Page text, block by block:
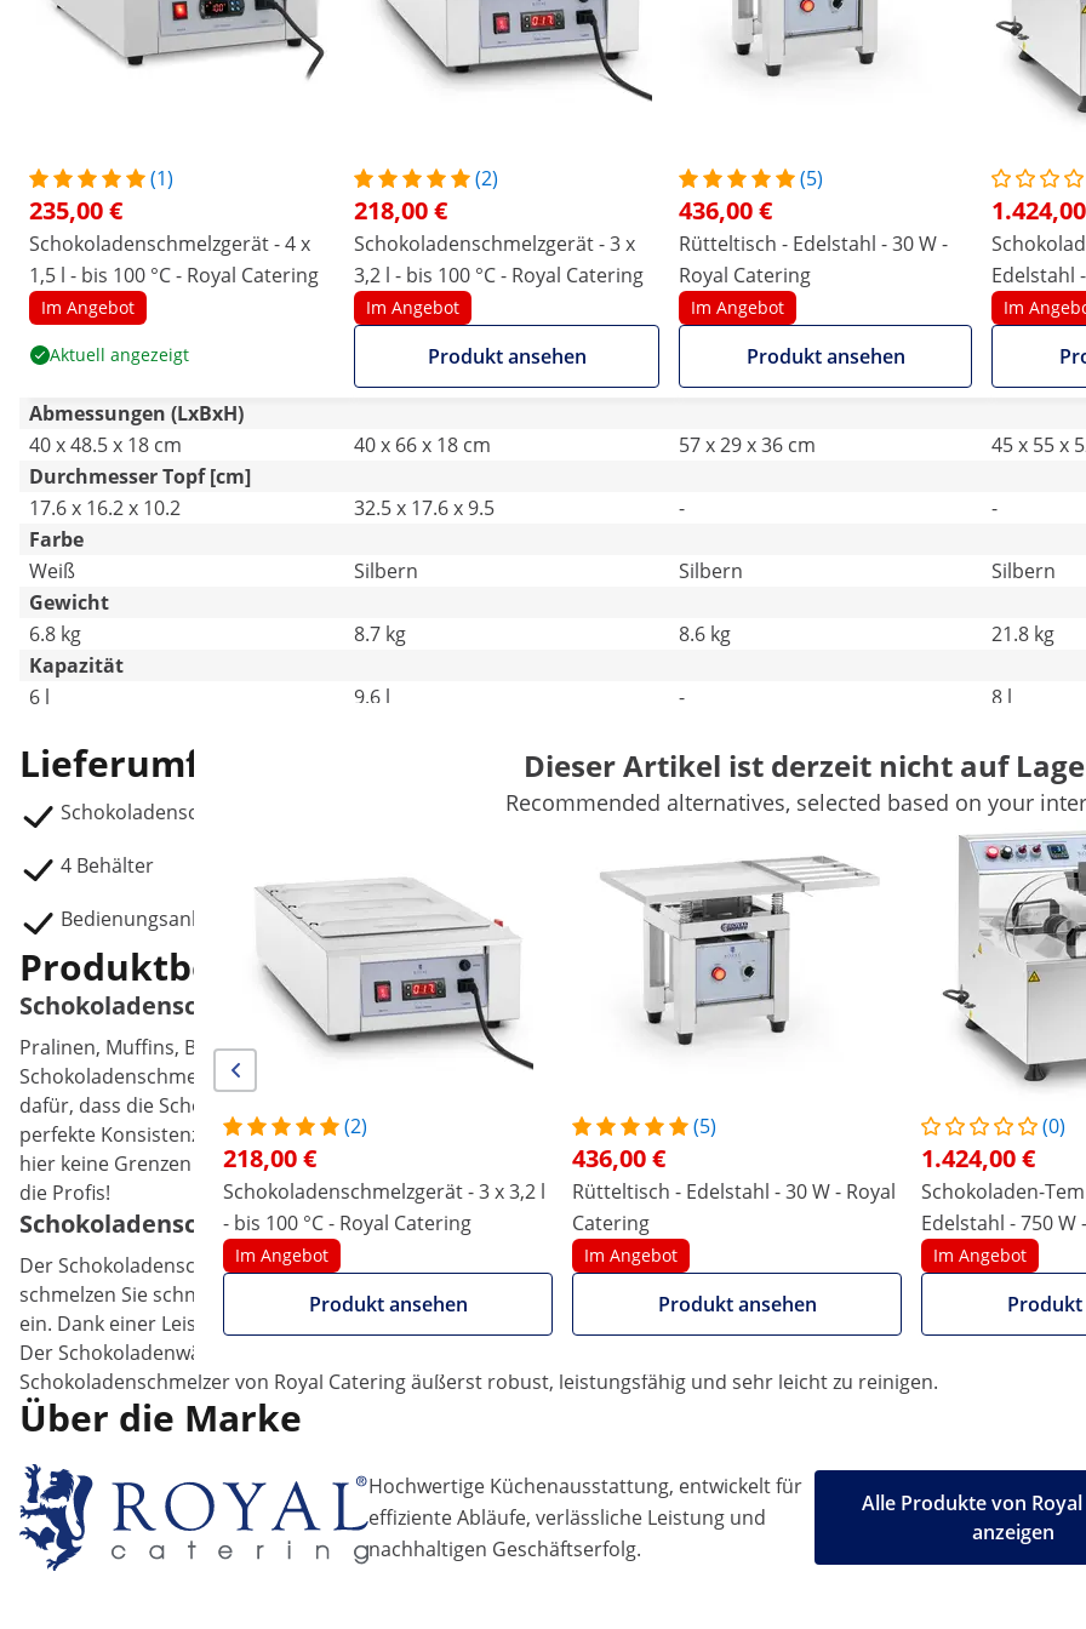
(1)
235,00 €
Schokoladenschmelzgerät - 4 x
1,5 l - bis 100 °C - Royal Catering
Im Angebot
Aktuell angezeigt
(2)
218,00 €
Schokoladenschmelzgerät - 3 x
3,2 l - bis 100 °C - Royal Catering
Im Angebot
Produkt ansehen
(5)
436,00 €
Rütteltisch - Edelstahl - 30 W -
Royal Catering
Im Angebot
Produkt ansehen
Edelstahl
Catering
Im
Abmessungen (LxBxH)
40 x 48.5 x 18 cm
40 x 66 x 18 cm 57 x 29 x 36 cm
45 x 55 x
Durchmesser Topf [cm]
17.6 x 16.2 x 10.2
32.5 x 17.6 x 9.5 -
-
Farbe
Weiß
Silbern Silbern
Silbern
Gewicht
6.8 kg
8.7 kg 8.6 kg
21.8 kg
Kapazität
6 l
9.6 l -
8 l
Lieferumfang
Schokoladenschmelzgerät RC_CMM_03:
4 Behälter
Bedienungsanleitung
Dieser Artikel ist derzeit nicht auf
Recommended alternatives, selected based on your
(2)
218,00 €
Schokoladenschmelzgerät - 3 x 3,2 l
- bis 100 °C - Royal Catering
Im Angebot
Produkt ansehen
(5)
436,00 €
Rütteltisch - Edelstahl - 30 W - Royal
Catering
Im Angebot
Produkt ansehen
(0)
1.424,00 €
Schokoladen-
Edelstahl - 750 W
Catering
Im Angebot
Produkt
Produktbeschreibung
Schokoladenschmelzgerät für cremige 4 x 1,5 l Schokolade
Pralinen, Muffins, Brownies oder eine zartschmelzende Glasur: Was bereiten Sie heute zu? Nutzen Sie das
Schokoladenschmelzgerät von Royal Catering, um zahlreiche leckere Kreationen zu schaffen. Das Schmelzen sorgt
dafür, dass die Schokolade nach dem Auskühlen einen schönen Glanz erhält. Dazu hat die süße Versuchung die
perfekte Konsistenz. Ob pur, zur Weiterverarbeitung oder als Glasur für Kuchen oder Softeis – Ihrer Fantasie sind
hier keine Grenzen gesetzt. Mit Royal Catering, Ihrem Online-Fachhändler für Gastronomiebedarf, zaubern Sie wie
die Profis!
Schokoladenschmelzer mit präziser Temperatureinstellung
Der Schokoladenschmelzer ist hochwertig verarbeitet und mit einer Kapazität von 4 x 1,5 l für professionelle
schmelzen Sie schnell Schokolade und halten die flüssige Masse ganz einfach warm. Über den elektronischen
ein. Dank einer Leistung von satten 1500 W erhitzt das Gerät schnell und zuverlässig.
Der Schokoladenwärmer verfügt über 2 Hähne. Über diese lassen Sie bequem überflüssiges Wasser oder Dampf
Schokoladenschmelzer von Royal Catering äußerst robust, leistungsfähig und sehr leicht zu reinigen.
Über die Marke
Hochwertige Küchenausstattung, entwickelt für
effiziente Abläufe, verlässliche Leistung und
nachhaltigen Geschäftserfolg.
Alle Produkte von
anzeigen